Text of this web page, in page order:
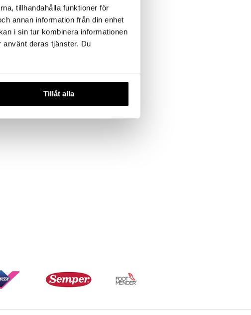
tillhandahålla funktioner för
annan information från din enhet
i sin tur kombinera informationen
använt deras tjänster. Du
Tillåt alla